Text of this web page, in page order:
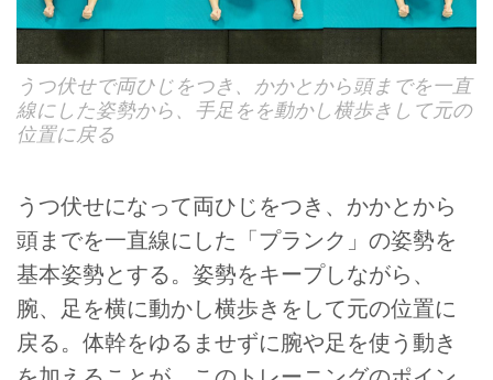
うつ伏せで両ひじをつき、かかとから頭までを一直
線にした姿勢から、手足をを動かし横歩きして元の
位置に戻る
うつ伏せになって両ひじをつき、かかとから
頭までを一直線にした「プランク」の姿勢を
基本姿勢とする。姿勢をキープしながら、
腕、足を横に動かし横歩きをして元の位置に
戻る。体幹をゆるませずに腕や足を使う動き